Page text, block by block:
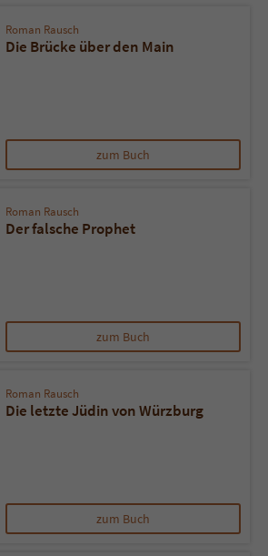
Roman Rausch
Die Brücke über den Main
zum Buch
Roman Rausch
Der falsche Prophet
zum Buch
Roman Rausch
Die letzte Jüdin von Würzburg
zum Buch